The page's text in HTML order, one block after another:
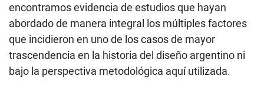
encontramos evidencia de estudios que hayan
abordado de manera integral los múltiples factores
que incidieron en uno de los casos de mayor
trascendencia en la historia del diseño argentino ni
bajo la perspectiva metodológica aquí utilizada.